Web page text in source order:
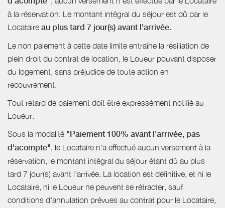
à la réservation. Le montant intégral du séjour est dû par le
Locataire au plus tard 7 jour(s) avant l'arrivée.
Le non paiement à cette date limite entraîne la résiliation de
plein droit du contrat de location, le Loueur pouvant disposer
du logement, sans préjudice de toute action en
recouvrement.
Tout retard de paiement doit être expressément notifié au
Loueur.
Sous la modalité "Paiement 100% avant l'arrivée, pas
d'acompte", le Locataire n'a effectué aucun versement à la
réservation, le montant intégral du séjour étant dû au plus
tard 7 jour(s) avant l'arrivée. La location est définitive, et ni le
Locataire, ni le Loueur ne peuvent se rétracter, sauf
conditions d'annulation prévues au contrat pour le Locataire,